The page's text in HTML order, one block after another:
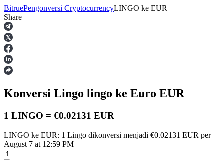
Berjangka
USDT Berjangka
BitruePengonversi CryptocurrencyLINGO ke EUR
Share
Konversi Lingo lingo ke Euro EUR
1 LINGO = €0.02131 EUR
LINGO ke EUR: 1 Lingo dikonversi menjadi €0.02131 EUR per
August 7 at 12:59 PM